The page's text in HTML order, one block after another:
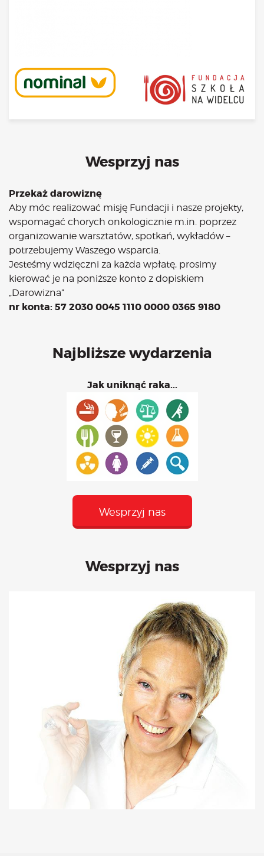
Wesprzyj nas
Przekaż darowiznę
Aby móc realizować misję Fundacji i nasze projekty,
wspomagać chorych onkologicznie m.in. poprzez
organizowanie warsztatów, spotkań, wykładów –
potrzebujemy Waszego wsparcia.
Jesteśmy wdzięczni za każda wpłatę, prosimy
kierować je na poniższe konto z dopiskiem
„Darowizna”
nr konta: 57 2030 0045 1110 0000 0365 9180
Najbliższe wydarzenia
Jak uniknąć raka...
Wesprzyj nas
Wesprzyj nas